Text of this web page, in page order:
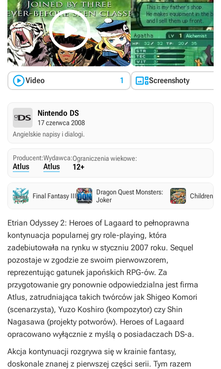

Video 1 Screenshoty
Nintendo DS
17 czerwca 2008
Angielskie napisy i dialogi.
Producent:
Atlus
Wydawca:
Atlus
Ograniczenia wiekowe:
12+
Final Fantasy III
Dragon Quest Monsters:
Joker
Children
Etrian Odyssey 2: Heroes of Lagaard to pełnoprawna
kontynuacja popularnej gry role-playing, która
zadebiutowała na rynku w styczniu 2007 roku. Sequel
pozostaje w zgodzie ze swoim pierwowzorem,
reprezentując gatunek japońskich RPG-ów. Za
przygotowanie gry ponownie odpowiedzialna jest firma
Atlus, zatrudniająca takich twórców jak Shigeo Komori
(scenarzysta), Yuzo Koshiro (kompozytor) czy Shin
Nagasawa (projekty potworów). Heroes of Lagaard
opracowano wyłącznie z myślą o posiadaczach DS-a.
Akcja kontynuacji rozgrywa się w krainie fantasy,
doskonale znanej z pierwszej części serii. Tym razem